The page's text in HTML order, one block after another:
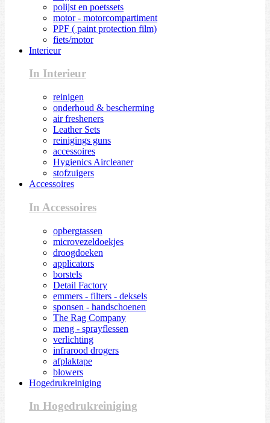
polijst en poetssets
motor - motorcompartiment
PPF ( paint protection film)
fiets/motor
Interieur
In Interieur
reinigen
onderhoud & bescherming
air fresheners
Leather Sets
reinigings guns
accessoires
Hygienics Aircleaner
stofzuigers
Accessoires
In Accessoires
opbergtassen
microvezeldoekjes
droogdoeken
applicators
borstels
Detail Factory
emmers - filters - deksels
sponsen - handschoenen
The Rag Company
meng - sprayflessen
verlichting
infrarood drogers
afplaktape
blowers
Hogedrukreiniging
In Hogedrukreiniging